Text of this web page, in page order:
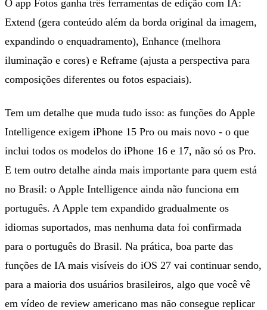
O app Fotos ganha três ferramentas de edição com IA:
Extend (gera conteúdo além da borda original da imagem,
expandindo o enquadramento), Enhance (melhora
iluminação e cores) e Reframe (ajusta a perspectiva para
composições diferentes ou fotos espaciais).
Tem um detalhe que muda tudo isso: as funções do Apple
Intelligence exigem iPhone 15 Pro ou mais novo - o que
inclui todos os modelos do iPhone 16 e 17, não só os Pro.
E tem outro detalhe ainda mais importante para quem está
no Brasil: o Apple Intelligence ainda não funciona em
português. A Apple tem expandido gradualmente os
idiomas suportados, mas nenhuma data foi confirmada
para o português do Brasil. Na prática, boa parte das
funções de IA mais visíveis do iOS 27 vai continuar sendo,
para a maioria dos usuários brasileiros, algo que você vê
em vídeo de review americano mas não consegue replicar